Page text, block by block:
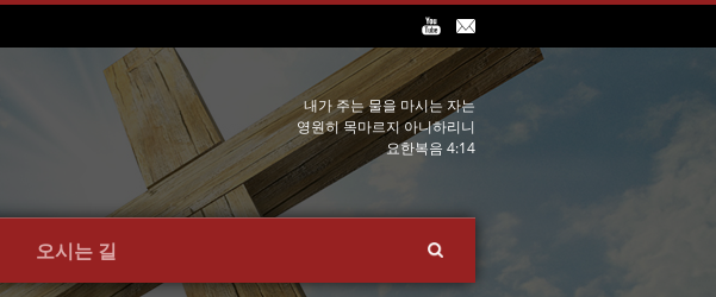
내가 주는 물을 마시는 자는
영원히 목마르지 아니하리니
요한복음 4:14
오시는 길